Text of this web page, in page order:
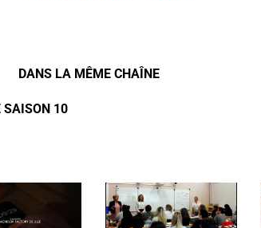
DANS LA MÊME CHAÎNE
SAISON 10